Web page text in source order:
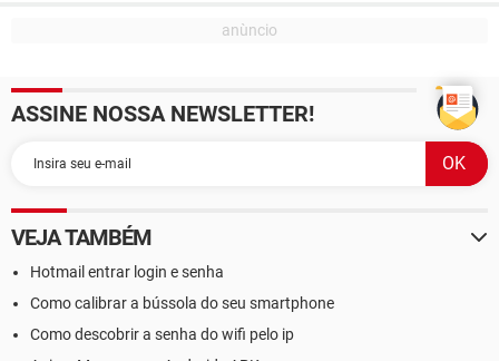
ASSINE NOSSA NEWSLETTER!
VEJA TAMBÉM
Hotmail entrar login e senha
Como calibrar a bússola do seu smartphone
Como descobrir a senha do wifi pelo ip